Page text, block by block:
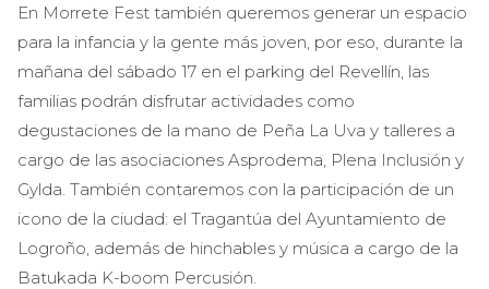
En Morrete Fest también queremos generar un espacio
para la infancia y la gente más joven, por eso, durante la
mañana del sábado 17 en el parking del Revellín, las
familias podrán disfrutar actividades como
degustaciones de la mano de Peña La Uva y talleres a
cargo de las asociaciones Asprodema, Plena Inclusión y
Gylda. También contaremos con la participación de un
icono de la ciudad: el Tragantúa del Ayuntamiento de
Logroño, además de hinchables y música a cargo de la
Batukada K-boom Percusión.